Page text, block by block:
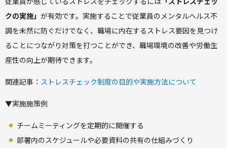
クの実施」 が有効です。実施することで従業員のメンタルヘルス不
調を未然に防ぐだけでなく、職場に内在するストレス要因を見つけ
ることにつながり対策を打つことができ、職場環境の改善や労働生
産性の向上が期待できます。
関連記事： ストレスチェック制度の目的や実施方法について
▼実施施策例
チームミーティングを定期的に開催する
部署内のスケジュールや必要資料の共有の仕組みづくり